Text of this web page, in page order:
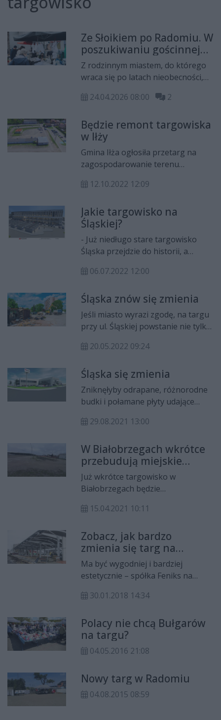
Ze Słoikiem po Radomiu. W
poszukiwaniu gościnnej
Wali
Z rodzinnym miastem, do którego
wraca się po latach nieobecności,
Przed odkrywaniem na nowo
ekscytacja niczym na randce z
gatunku „powrót do przeszłości”.
Niepewność, czy to co się zobaczy
wpisze się w obrazy namalowane w
pamięci i w wyobraźni, czy też
zdecydowanie rozminie się z
24.04.2026 08:00 2
Będzie remont targowiska
w Iłży
Gmina Iłża ogłosiła przetarg na
zagospodarowanie terenu
mają tam powstać miejsca
zielone i elementy małej
architektury.
12.10.2022 12:09
Jakie targowisko na
Śląskiej?
- Już niedługo stare targowisko
Śląska przejdzie do historii, a
estetyczne – cieszy się Aneta
FPHU Feniks. Miasto
zaakceptowało zmienioną
koncepcję zagospodarowania
terenu przy ul. Śląskiej, Kolejowej i
Poznańskiej.
06.07.2022 12:00
Śląska znów się zmienia
Jeśli miasto wyrazi zgodę, na targu
przy ul. Śląskiej powstanie nie tylko
pawilon handlowo-usługowy, ale
kiosków. Trwa właśnie
porządkowanie placu pod
inwestycję.
20.05.2022 09:24
Śląska się zmienia
Zniknęłyby odrapane, różnorodne
budki i połamane płyty udające
pawilon usługowo-handlowy chce
Śląską spółka Feniks. Powstałby
tam także parking dla klientów. By
te plany stały się rzeczywistością,
radni muszą się zgodzić na
przedłużenie – do 2031 roku
dzierżawy terenu między ul.
Staroopatowską.
29.08.2021 13:00
W Białobrzegach wkrótce
przebudują miejskie
targowisko
Już wkrótce targowisko w
Białobrzegach będzie
pozyskanych przez gminę środków
„Inwestycje w targowiska lub
obiekty budowlane przeznaczone
na cele promocji lokalnych
produktów” z Programu Rozwoju
Obszarów Wiejskich.
15.04.2021 10:11
Zobacz, jak bardzo
zmienia się targ na
Śląskiej
Ma być wygodniej i bardziej
estetycznie – spółka Feniks na
nowe wiaty. Pod dachem warzywa i
wiosny.
30.01.2018 14:34
Polacy nie chcą Bułgarów
na targu?
04.05.2016 21:08
Nowy targ w Radomiu
04.08.2015 08:59